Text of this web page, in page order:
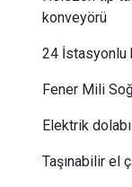
konveyörü
24 İstasyonlu
Fener Mili
Elektrik
Taşınabilir el